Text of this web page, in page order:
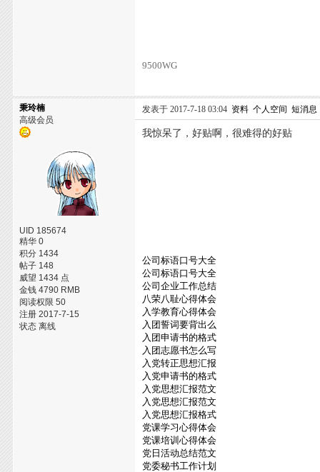
9500WG
秉玲楠
高级会员
UID 185674
精华 0
积分 1434
帖子 148
威望 1434 点
金钱 4790 RMB
阅读权限 50
注册 2017-7-15
状态 离线
发表于 2017-7-18 03:04 资料 个人空间 短消息
我惊呆了，好贴啊，很难得的好贴
公司标语口号大全
公司标语口号大全
公司企业工作总结
八荣八耻心得体会
入学教育心得体会
入团誓词要背出么
入团申请书的格式
入团志愿书怎么写
入党转正思想汇报
入党申请书的格式
入党思想汇报范文
入党思想汇报范文
入党思想汇报格式
党课学习心得体会
党课培训心得体会
党日活动总结范文
党委秘书工作计划